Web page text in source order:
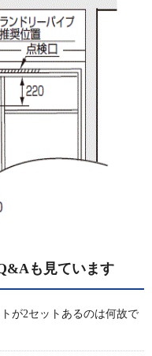
も見ています
が2セットあるのは何故で